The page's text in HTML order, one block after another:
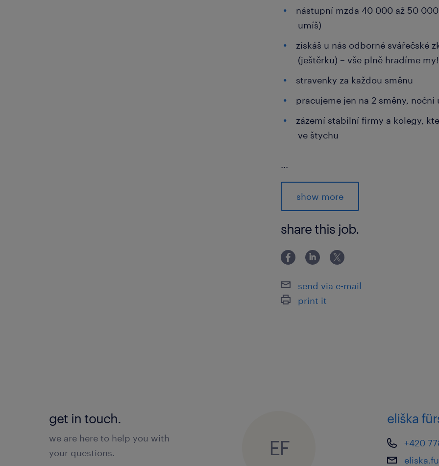
nástupní mzda 40 000 až 50
umíš)
získáš u nás odborné svářečské
(ještěrku) – vše plně hradíme my!
stravenky za každou směnu
pracujeme jen na 2 směny, noční
zázemí stabilní firmy a kolegy,
ve štychu
...
co od vás očekáváme
Buď: máš výuční list nebo SŠ ve
praxi nepotřebuješ, vše tě
Nebo: máš jiné vzdělání, ale v
A hlavně: manuální zručnost,
Máte doplňující otázky? Neváhejte
Přejeme Vám hodně úspěchů ve
na další spolupráci.
show more
share this job.
send via e-mail
print it
get in touch.
we are here to help you with
your questions.
EF
eliška
+420